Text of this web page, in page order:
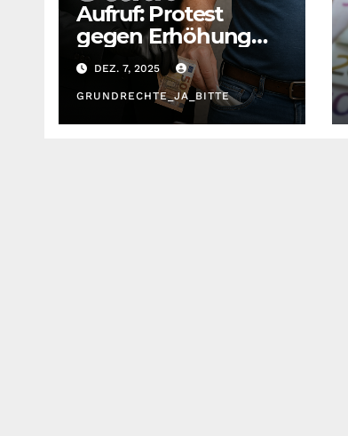
Aufruf: Protest
gegen Erhöhung
Krankenkassenbeitr
ägeDEZ. 7, 2025
GRUNDRECHTE_JA_BITTE